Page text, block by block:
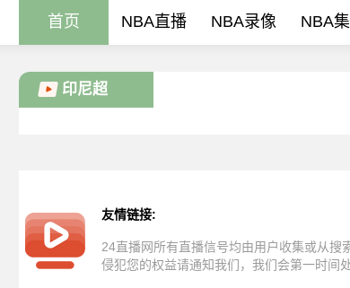
首页 NBA直播 NBA录像 NBA
印尼超
友情链接:
24直播网所有直播信号均由用户收集或从搜
侵犯您的权益请通知我们，我们会第一时间处